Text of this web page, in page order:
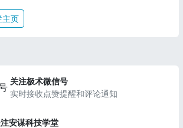
主页
关注极术微信号
实时接收点赞提醒和评论通知
安谋科技学堂